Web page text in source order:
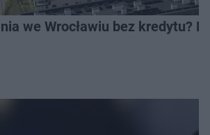
we Wrocławiu bez kredytu?